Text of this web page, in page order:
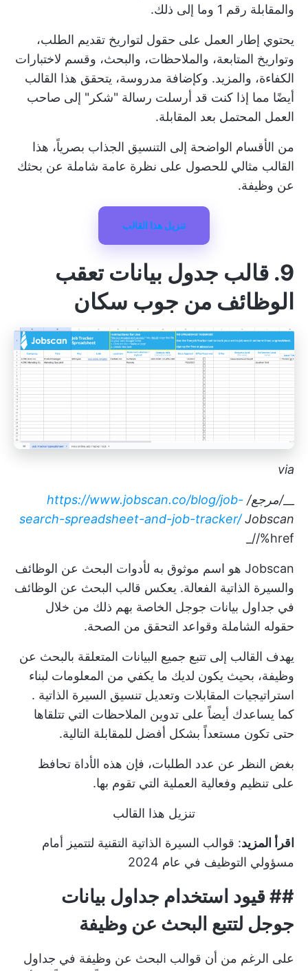
والمقابلة رقم 1 وما إلى ذلك.
يحتوي إطار العمل على حقول لتواريخ تقديم الطلب،
وتواريخ المتابعة، والملاحظات، والبحث، وقسم لاختبارات
الكفاءة، والمزيد. وكإضافة مدروسة، يتحقق هذا القالب
أيضًا مما إذا كنت قد أرسلت رسالة "شكر" إلى صاحب
العمل المحتمل بعد المقابلة.
من الأقسام الواضحة إلى التنسيق الجذاب بصرياً، هذا
القالب مثالي للحصول على نظرة عامة شاملة عن بحثك
عن وظيفة.
تنزيل هذا القالب
9. قالب جدول بيانات تعقب
الوظائف من جوب سكان
via
__/مرجع/ https://www.jobscan.co/blog/job-
search-spreadsheet-and-job-tracker/ Jobscan
/%href/_
Jobscan هو اسم موثوق به لأدوات البحث عن الوظائف
والسيرة الذاتية الفعالة. يعكس قالب البحث عن الوظائف
في جداول بيانات جوجل الخاصة بهم ذلك من خلال
حقوله الشاملة وقواعد التحقق من الصحة.
يهدف القالب إلى تتبع جميع البيانات المتعلقة بالبحث عن
وظيفة، بحيث يكون لديك ما يكفي من المعلومات لبناء
استراتيجيات المقابلات وتعديل تنسيق السيرة الذاتية .
كما يساعدك أيضاً على تدوين الملاحظات التي تتلقاها
حتى تكون مستعداً بشكل أفضل للمقابلة التالية.
بغض النظر عن عدد الطلبات، فإن هذه الأداة تحافظ
على تنظيم وفعالية العملية التي تقوم بها.
تنزيل هذا القالب
اقرأ المزيد: قوالب السيرة الذاتية التقنية لتتميز أمام
مسؤولي التوظيف في عام 2024
## قيود استخدام جداول بيانات
جوجل لتتبع البحث عن وظيفة
على الرغم من أن قوالب البحث عن وظيفة في جداول